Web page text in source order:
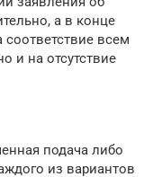
а в конце
всем
и на отсутствие
подача либо
из вариантов